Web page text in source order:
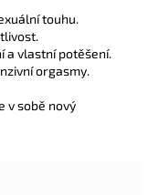
touhu.
a vlastní potěšení.
orgasmy.
v sobě nový